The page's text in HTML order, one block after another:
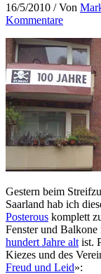
16/5/2010 / Von
Kommentare
Gestern beim
Saarland hab ich
Posterous komplett
Fenster und
hundert Jahre alt ist.
Kiezes und des
Freud und Leid»: